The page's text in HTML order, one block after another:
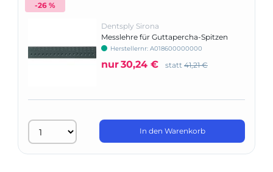
-26 %
Dentsply Sirona
Messlehre für Guttapercha-Spitzen
Herstellernr: A018600000000
nur30,24 € statt 41,21 €
In den Warenkorb